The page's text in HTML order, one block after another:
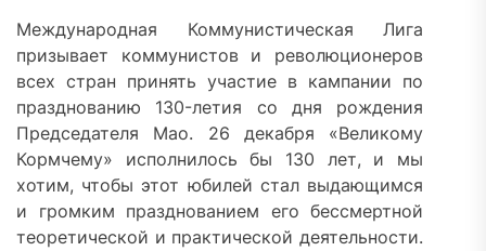
Международная Коммунистическая Лига
призывает коммунистов и революционеров
всех стран принять участие в кампании по
празднованию 130-летия со дня рождения
Председателя Мао. 26 декабря «Великому
Кормчему» исполнилось бы 130 лет, и мы
хотим, чтобы этот юбилей стал выдающимся
и громким празднованием его бессмертной
теоретической и практической деятельности.